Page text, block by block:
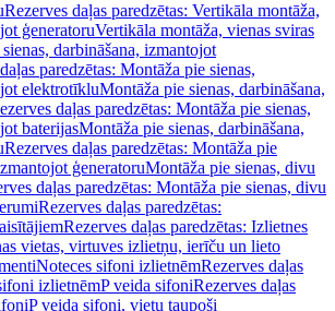
Rezerves daļas paredzētas: Vertikāla montāža,
ģeneratoruVertikāla montāža, vienas sviras
darbināšana, izmantojot
paredzētas: Montāža pie sienas,
elektrotīkluMontāža pie sienas, darbināšana,
daļas paredzētas: Montāža pie sienas,
baterijasMontāža pie sienas, darbināšana,
Rezerves daļas paredzētas: Montāža pie
ģeneratoruMontāža pie sienas, divu
daļas paredzētas: Montāža pie sienas, divu
Rezerves daļas paredzētas:
Rezerves daļas paredzētas: Izlietnes
vietas, virtuves izlietņu, ierīču un lieto
Noteces sifoni izlietnēmRezerves daļas
izlietnēmP veida sifoniRezerves daļas
P veida sifoni, vietu taupoši